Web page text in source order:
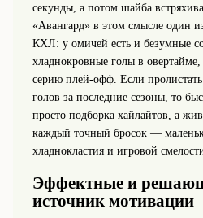
секунды, а потом шайба
«Авангард» в этом смысле один
КХЛ: у омичей есть и безумные
хладнокровные голы в
серию плей-офф. Если
голов за последние сезоны, то
просто подборка хайлайтов, а
каждый точный бросок —
хладнокластия и игровой
Эффектные и
источник мотивации